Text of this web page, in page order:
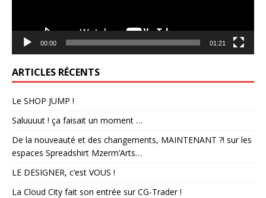
00:00 01:21
ARTICLES RÉCENTS
Le SHOP JUMP !
Saluuuut ! ça faisait un moment …
De la nouveauté et des changements, MAINTENANT ?! sur les
espaces Spreadshirt Mzerm’Arts…
LE DESIGNER, c’est VOUS !
La Cloud City fait son entrée sur CG-Trader !